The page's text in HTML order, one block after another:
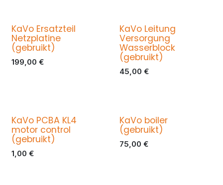
KaVo Ersatzteil
Netzplatine
(gebruikt)
199,00 €
KaVo Leitung
Versorgung
Wasserblock
(gebruikt)
45,00 €
KaVo PCBA KL4
motor control
(gebruikt)
1,00 €
KaVo boiler
(gebruikt)
75,00 €